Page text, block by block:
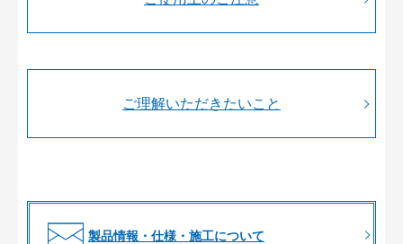
ご理解いただきたいこと
製品情報・仕様・施工について